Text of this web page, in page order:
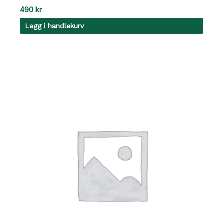
490 kr
Legg i handlekurv